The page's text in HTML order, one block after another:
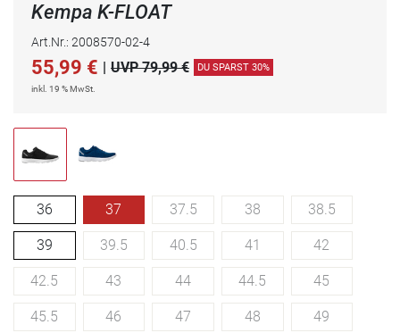
Kempa K-FLOAT
Art.Nr.: 2008570-02-4
55,99 € | UVP 79,99 € DU SPARST 30%
inkl. 19 % MwSt.
36 37 37.5 38 38.5
39 39.5 40.5 41 42
42.5 43 44 44.5 45
45.5 46 47 48 49